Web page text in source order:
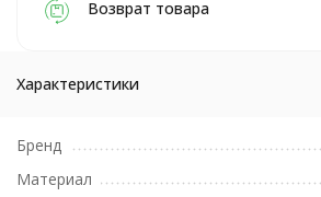
Возврат товара
Характеристики
Бренд
Материал